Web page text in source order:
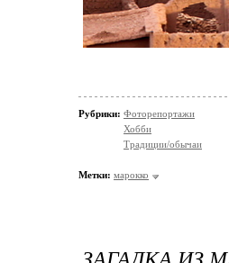
Рубрики: Фоторепортажи
Хобби
Традиции/обычаи
Метки: марокко